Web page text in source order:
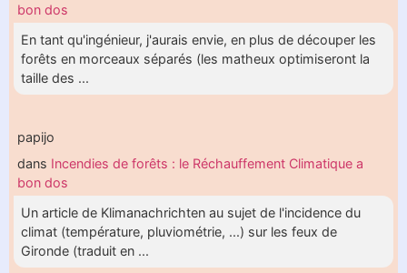
bon dos
En tant qu'ingénieur, j'aurais envie, en plus de découper les
forêts en morceaux séparés (les matheux optimiseront la
taille des ...
papijo
dans Incendies de forêts : le Réchauffement Climatique a
bon dos
Un article de Klimanachrichten au sujet de l'incidence du
climat (température, pluviométrie, ...) sur les feux de
Gironde (traduit en ...